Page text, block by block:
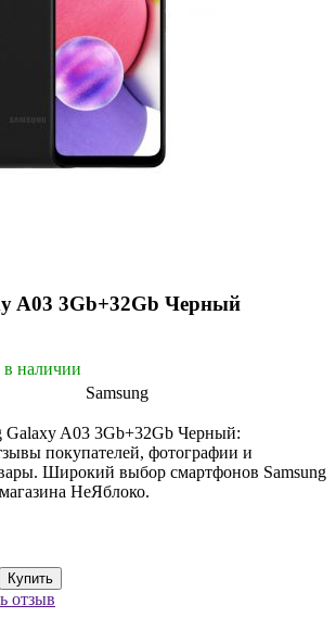
A03 3Gb+32Gb Черный
в наличии
Samsung
Galaxy A03 3Gb+32Gb Черный:
покупателей, фотографии и
Широкий выбор смартфонов Samsung
НеЯблоко.
Купить
отзыв